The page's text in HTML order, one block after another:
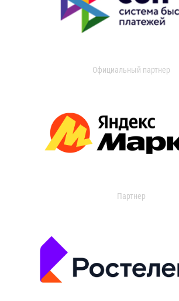
Официальный партнер
Партнер